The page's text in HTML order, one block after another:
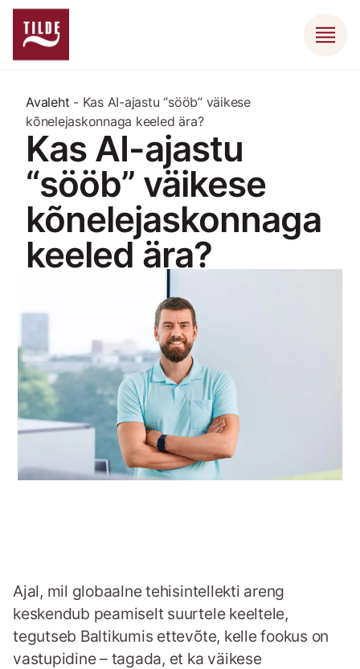
Avaleht - Kas AI-ajastu “sööb” väikese
kõnelejaskonnaga keeled ära?
Kas AI-ajastu
“sööb” väikese
kõnelejaskonnaga
keeled ära?
Ajal, mil globaalne tehisintellekti areng
keskendub peamiselt suurtele keeltele,
tegutseb Baltikumis ettevõte, kelle fookus on
vastupidine – tagada, et ka väikese